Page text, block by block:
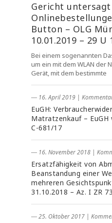
Gericht untersagt
Button – OLG
10.01.2019 – 29 U
Bei einem sogenannten
um ein mit dem WLAN der
Gerät, mit dem bestimmte
― 16. April 2019 |
EuGH:
Matratzenkauf – EuGH
C-681/17
― 16. November 2018 |
Ersatzfähigkeit von
Beanstandung einer
mehreren
31.10.2018 – Az. I ZR
― 25. Oktober 2017 |